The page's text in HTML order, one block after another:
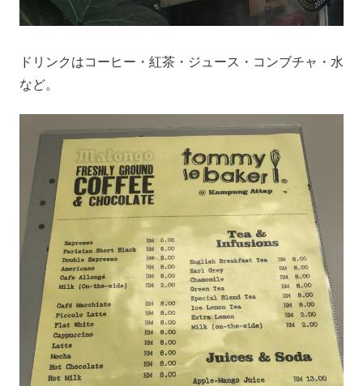
ドリンクはコーヒー・紅茶・ジュース・コンブチャ・水
など。